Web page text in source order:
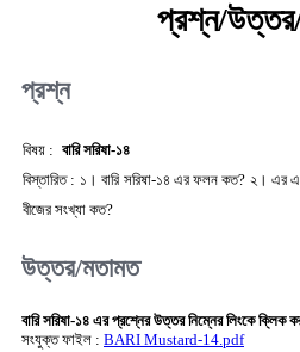
প্রশ্ন/
প্রশ্ন
বিষয় : বারি সরিষা-১৪
বিস্তারিত : ১। বারি সরিষা-১৪ এর ফলন কত? ২। এর
বীজের সংখ্যা কত?
উত্তর/মতামত
বারি সরিষা-১৪ এর প্রশ্নের উত্তর নিম্নের লিংকে ক্লিক
সংযুক্ত ফাইল : BARI Mustard-14.pdf